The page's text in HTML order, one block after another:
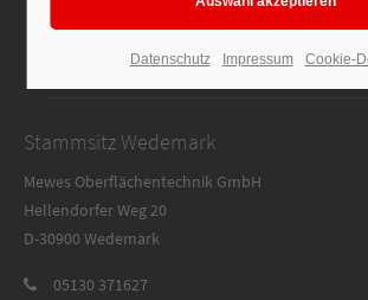
Downloads
Stammsitz Wedemark
Mewes Oberflächentechnik GmbH
Hellendorfer Weg 20
D-30900 Wedemark
05130 371627
Datenschutz Impressum Cookie-